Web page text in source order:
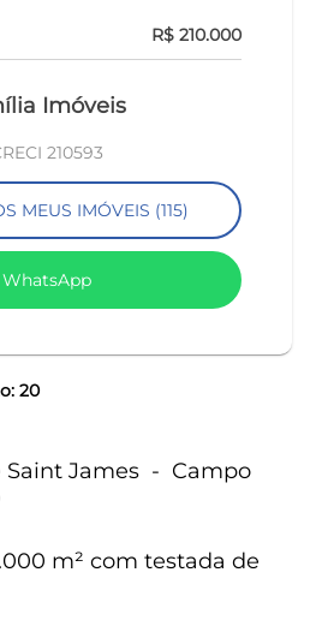
R$ 210.000
Imóveis
210593
MEUS IMÓVEIS (115)
WhatsApp
20
Saint James - Campo
m² com testada de